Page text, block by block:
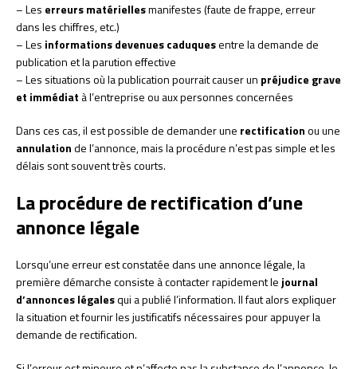
– Les erreurs matériellesmanifestes (faute de frappe, erreur
dans les chiffres, etc.)
– Les informations devenues caduquesentre la demande de
publication et la parution effective
– Les situations où la publication pourrait causer un préjudice grave
et immédiat à l’entreprise ou aux personnes concernées
Dans ces cas, il est possible de demander une rectificationou une
annulationde l’annonce, mais la procédure n’est pas simple et les
délais sont souvent très courts.
La procédure de rectification d’une
annonce légale
Lorsqu’une erreur est constatée dans une annonce légale, la
première démarche consiste à contacter rapidement le journal
d’annonces légalesqui a publié l’information. Il faut alors expliquer
la situation et fournir les justificatifs nécessaires pour appuyer la
demande de rectification.